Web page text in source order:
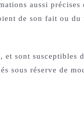
aussi
de son fait ou
sont susceptibles
sous réserve de